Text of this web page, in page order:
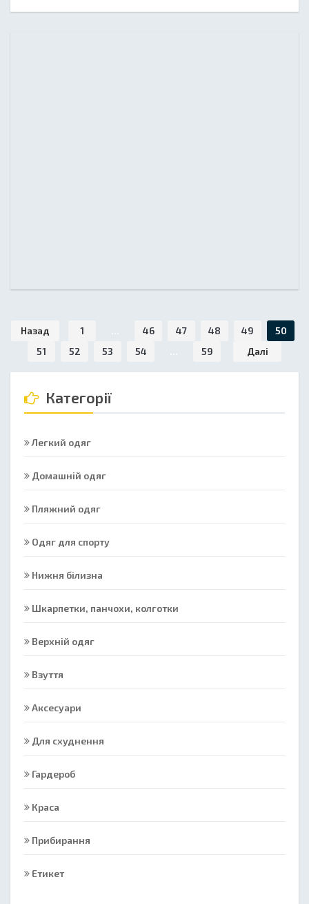
Назад 1 46 47 48 49
50
51
52 53 54 59 Далі
Категорії
Легкий одяг
Домашній одяг
Пляжний одяг
Одяг для спорту
Нижня білизна
Шкарпетки, панчохи, колготки
Верхній одяг
Взуття
Аксесуари
Для схуднення
Гардероб
Краса
Прибирання
Етикет